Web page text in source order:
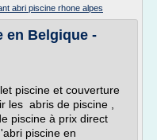
abri piscine rhone alpes
en Belgique -
piscine et couverture
les abris de piscine ,
piscine à prix direct
piscine en